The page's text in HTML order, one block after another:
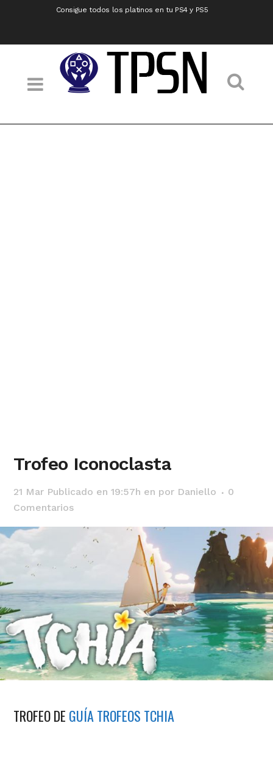
Consigue todos los platinos en tu PS4 y PS5
Trofeo Iconoclasta
21 Mar Publicado en 19:57h en por Daniello
0
Comentarios
TROFEO DE GUÍA TROFEOS TCHIA